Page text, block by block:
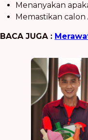
Menanyakan
Memastikan
BACA JUGA :